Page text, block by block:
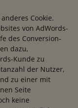
Cookie.
von AdWords-
des Conversion-
dazu,
Kunde zu
der Nutzer,
zu einer mit
Seite
keine